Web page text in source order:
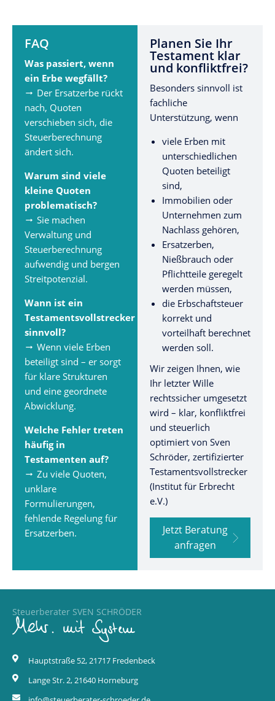
FAQ
Was passiert, wenn
ein Erbe wegfällt?
Der Ersatzerbe rückt
nach, Quoten
verschieben sich, die
Steuerberechnung
ändert sich.
Warum sind viele
kleine Quoten
problematisch?
Sie machen
Verwaltung und
Steuerberechnung
aufwendig und bergen
Streitpotenzial.
Wann ist ein
Testamentsvollstrecker
sinnvoll?
Wenn viele Erben
beteiligt sind – er sorgt
für klare Strukturen
und eine geordnete
Abwicklung.
Welche Fehler treten
häufig in
Testamenten auf?
Zu viele Quoten,
unklare
Formulierungen,
fehlende Regelung für
Ersatzerben.
Planen Sie Ihr
Testament klar
und konfliktfrei?
Besonders sinnvoll ist
fachliche
Unterstützung, wenn
viele Erben mit
unterschiedlichen
Quoten beteiligt
sind,
Immobilien oder
Unternehmen zum
Nachlass gehören,
Ersatzerben,
Nießbrauch oder
Pflichtteile geregelt
werden müssen,
die Erbschaftsteuer
korrekt und
vorteilhaft berechnet
werden soll.
Wir zeigen Ihnen, wie
Ihr letzter Wille
rechtssicher umgesetzt
wird – klar, konfliktfrei
und steuerlich
optimiert von Sven
Schröder, zertifizierter
Testamentsvollstrecker
(Institut für Erbrecht
e.V.)
Jetzt Beratung
anfragen
Steuerberater SVEN SCHRÖDER
Hauptstraße 52, 21717 Fredenbeck
Lange Str. 2, 21640 Horneburg